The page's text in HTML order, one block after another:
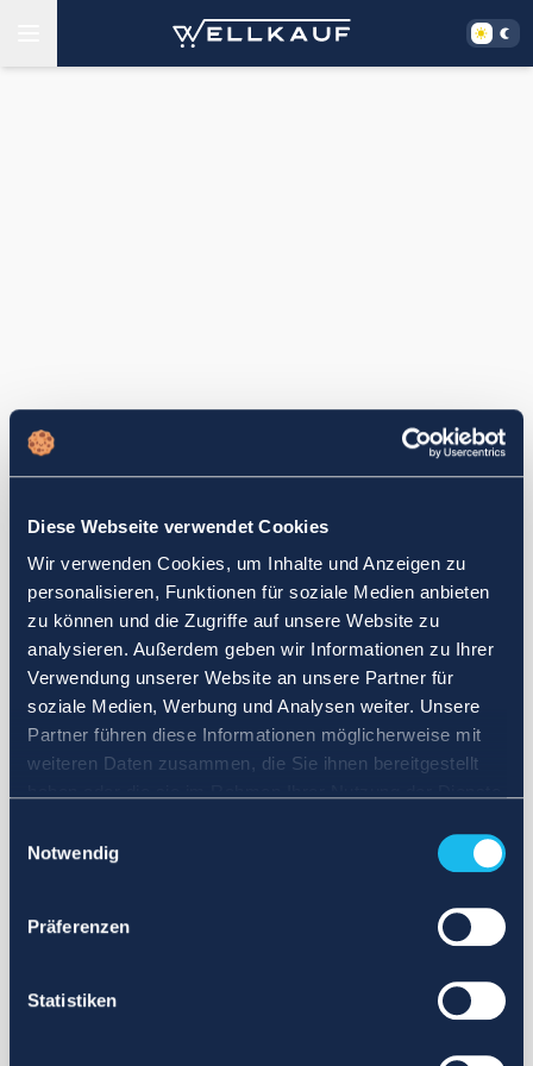
Diese Webseite verwendet Cookies
Wir verwenden Cookies, um Inhalte und Anzeigen zu
personalisieren, Funktionen für soziale Medien anbieten
zu können und die Zugriffe auf unsere Website zu
analysieren. Außerdem geben wir Informationen zu Ihrer
Verwendung unserer Website an unsere Partner für
soziale Medien, Werbung und Analysen weiter. Unsere
Partner führen diese Informationen möglicherweise mit
weiteren Daten zusammen, die Sie ihnen bereitgestellt
Notwendig
Präferenzen
Statistiken